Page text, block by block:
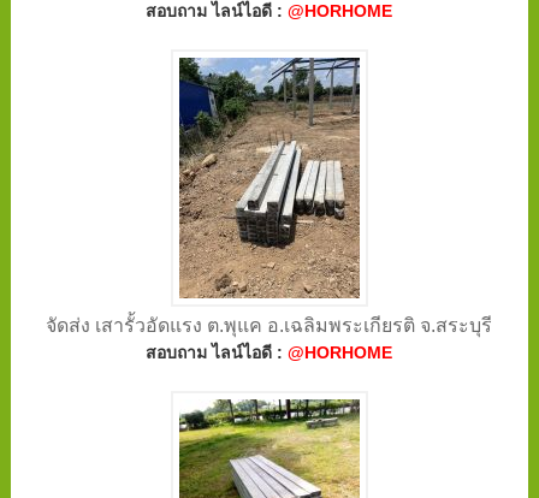
สอบถาม ไลน์ไอดี :@HORHOME
จัดส่ง เสารั้วอัดแรง ต.พุแค อ.เฉลิมพระเกียรติ จ.สระบุรี
สอบถาม ไลน์ไอดี :@HORHOME